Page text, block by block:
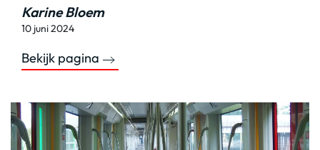
Karine Bloem
10 juni 2024
Bekijk pagina